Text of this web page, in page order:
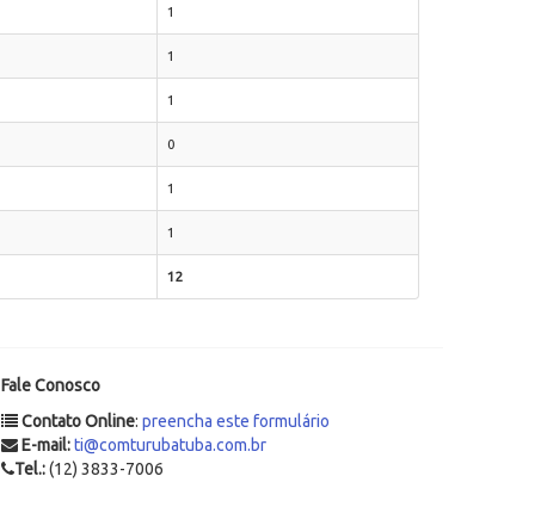
1
1
1
0
1
1
12
Fale Conosco
Contato Online: preencha este formulário
E-mail:ti@comturubatuba.com.br
Tel.:(12) 3833-7006